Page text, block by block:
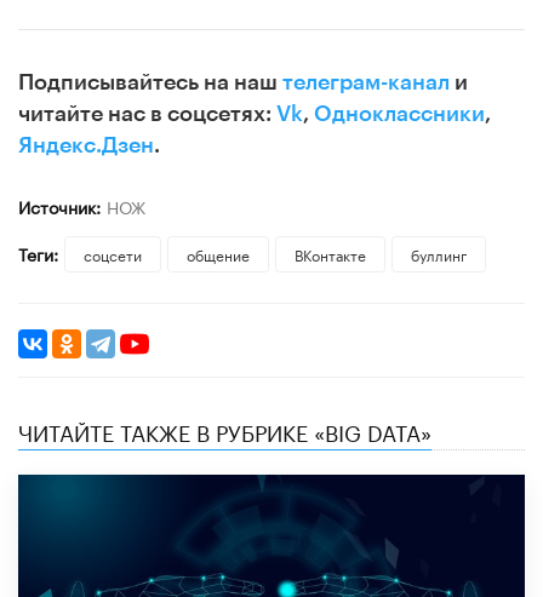
Подписывайтесь на наш телеграм-канал и
читайте нас в соцсетях: Vk, Одноклассники,
Яндекс.Дзен.
Источник: НОЖ
Теги:
соцсети общение ВКонтакте буллинг
ЧИТАЙТЕ ТАКЖЕ В РУБРИКЕ «BIG DATA»